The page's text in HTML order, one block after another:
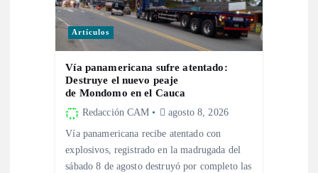
Artículos
Vía panamericana sufre atentado:
Destruye el nuevo peaje
de Mondomo en el Cauca
Redacción CAM agosto 8, 2026
Vía panamericana recibe atentado con
explosivos, registrado en la madrugada del
sábado 8 de agosto destruyó por completo las